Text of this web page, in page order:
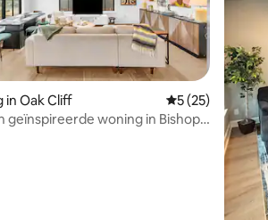
van 5 op 5, 21 recensies
in Oak Cliff Gemiddelde
5 (25)
geïnspireerde woning in Bishop